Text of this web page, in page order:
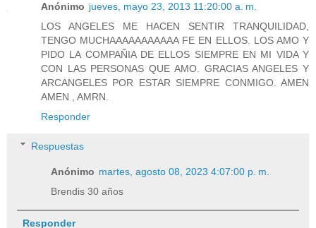
Anónimo jueves, mayo 23, 2013 11:20:00 a. m.
LOS ANGELES ME HACEN SENTIR TRANQUILIDAD,
TENGO MUCHAAAAAAAAAAA FE EN ELLOS. LOS AMO Y
PIDO LA COMPAÑIA DE ELLOS SIEMPRE EN MI VIDA Y
CON LAS PERSONAS QUE AMO. GRACIAS ANGELES Y
ARCANGELES POR ESTAR SIEMPRE CONMIGO. AMEN
AMEN , AMRN.
Responder
Respuestas
Anónimo martes, agosto 08, 2023 4:07:00 p. m.
Brendis 30 años
Responder